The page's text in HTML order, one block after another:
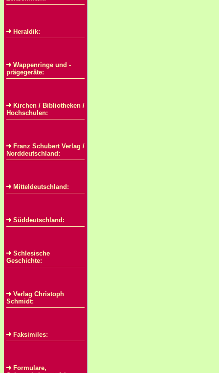
Heraldik:
Wappenringe und -
prägegeräte:
Kirchen / Bibliotheken /
Hochschulen:
Franz Schubert Verlag /
Norddeutschland:
Mitteldeutschland:
Süddeutschland:
Schlesische
Geschichte:
Verlag Christoph
Schmidt:
Faksimiles:
Formulare,